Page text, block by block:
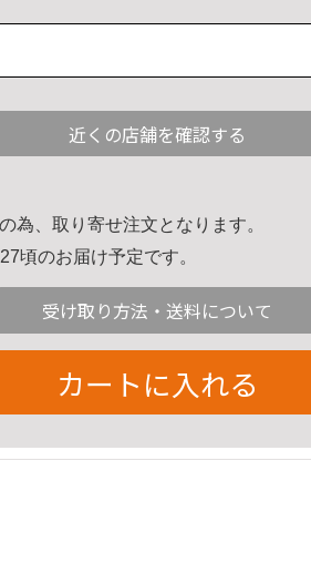
近くの店舗を確認する
為、取り寄せ注文となります。
頃のお届け予定です。
受け取り方法・送料について
カートに入れる